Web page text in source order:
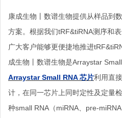
康成生物丨数谱生物提供从样品到
方案。根据我们tRF&tiRNA测序和
广大客户能够更便捷地推进
成生物丨数谱生物是Arraystar
Arraystar Small RNA 芯片利用直
计，在同一芯片上同时定性及定量
种small RNA（miRNA、pre-